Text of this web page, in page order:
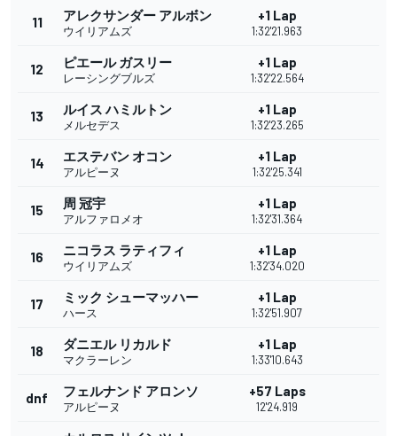
11 アレクサンダー アルボン
ウイリアムズ
+1 Lap
1:32'21.963
12 ピエール ガスリー
レーシングブルズ
+1 Lap
1:32'22.564
13 ルイス ハミルトン
メルセデス
+1 Lap
1:32'23.265
14 エステバン オコン
アルピーヌ
+1 Lap
1:32'25.341
15 周 冠宇
アルファロメオ
+1 Lap
1:32'31.364
16 ニコラス ラティフィ
ウイリアムズ
+1 Lap
1:32'34.020
17 ミック シューマッハー
ハース
+1 Lap
1:32'51.907
18 ダニエル リカルド
マクラーレン
+1 Lap
1:33'10.643
dnf フェルナンド アロンソ
アルピーヌ
+57 Laps
12'24.919